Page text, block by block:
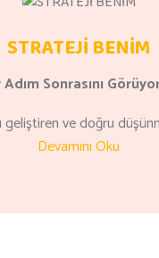
STRATEJİ BENİM
Sonrasını
geliştiren ve doğru
Devamını Oku